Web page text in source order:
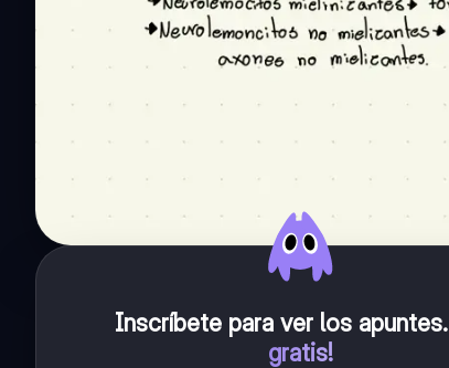
Inscríbete para ver los apuntes.
gratis!